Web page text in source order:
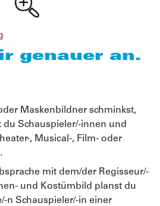
genauer an.
Maskenbildner schminkst,
Schauspieler/-innen und
, Musical-, Film- oder
mit dem/der Regisseur/-
und Kostümbild planst du
n Schauspieler/-in einer